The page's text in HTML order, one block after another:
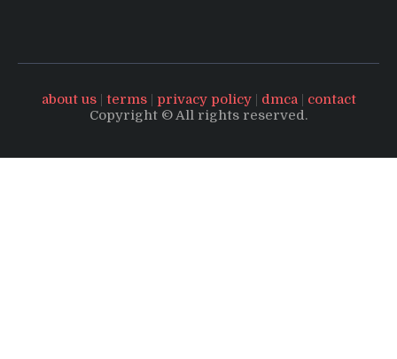
about us| terms| privacy policy| dmca| contact
Copyright © All rights reserved.